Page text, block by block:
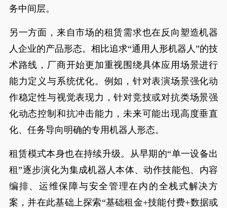
务中间层。
另一方面，来自市场的租赁需求也在反向塑造机器
人企业的产品形态。相比追求“通用人形机器人”的技
术路线，厂商开始更加重视围绕具体应用场景进行
能力定义与系统优化。例如，针对表演场景强化动
作稳定性与视觉表现力，针对竞技或对抗类场景强
化动态控制和抗冲击能力，未来可能出现高度垂直
化、任务导向明确的专用机器人形态。
租赁模式本身也在持续升级。从早期的“单一设备出
租”逐步演化为集成机器人本体、动作技能包、内容
编排、运维保障与安全管理在内的全栈式解决方
案，并在此基础上探索“基础租金+技能付费+数据或